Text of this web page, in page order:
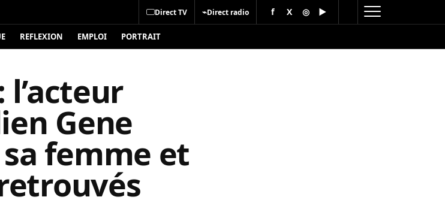
Direct TV ⌁Direct radio f X ◎ ▶
REFLEXION EMPLOI PORTRAIT
l’acteur
Gene
femme et